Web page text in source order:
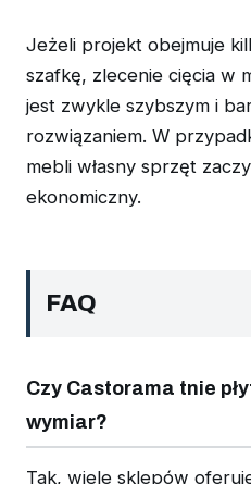
Jeżeli projekt obejmuje
szafkę, zlecenie cięcia w
jest zwykle szybszym i
rozwiązaniem. W
mebli własny sprzęt
ekonomiczny.
FAQ
Czy Castorama tnie
wymiar?
Tak, wiele sklepów